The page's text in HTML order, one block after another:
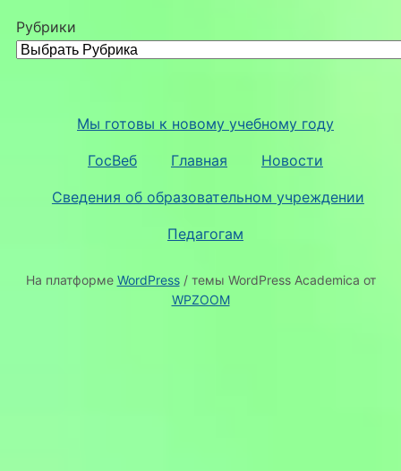
Рубрики
Мы готовы к новому учебному году
ГосВеб Главная Новости
Сведения об образовательном учреждении
Педагогам
На платформе WordPress/ темы WordPress Academica от
WPZOOM